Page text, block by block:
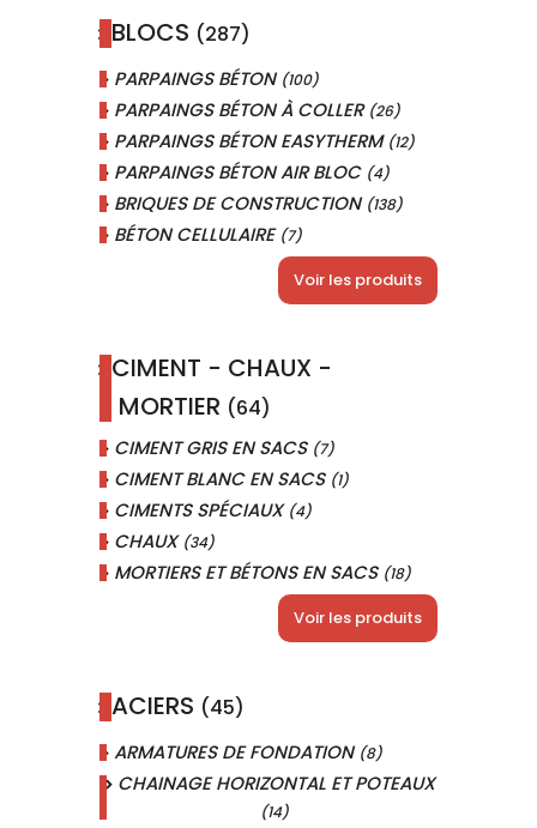
BLOCS (287)
PARPAINGS BÉTON (100)
PARPAINGS BÉTON À COLLER (26)
PARPAINGS BÉTON EASYTHERM (12)
PARPAINGS BÉTON AIR BLOC (4)
BRIQUES DE CONSTRUCTION (138)
BÉTON CELLULAIRE (7)
Voir les produits
CIMENT - CHAUX -
MORTIER (64)
CIMENT GRIS EN SACS (7)
CIMENT BLANC EN SACS (1)
CIMENTS SPÉCIAUX (4)
CHAUX (34)
MORTIERS ET BÉTONS EN SACS (18)
Voir les produits
ACIERS (45)
ARMATURES DE FONDATION (8)
CHAINAGE HORIZONTAL ET POTEAUX
(14)